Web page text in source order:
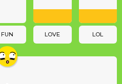
FUN LOVE LOL